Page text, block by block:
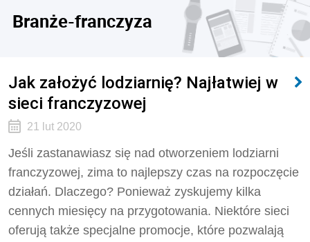
Branże-franczyza
Jak założyć lodziarnię? Najłatwiej w
sieci franczyzowej
21 lut 2020
Jeśli zastanawiasz się nad otworzeniem lodziarni
franczyzowej, zima to najlepszy czas na rozpoczęcie
działań. Dlaczego? Ponieważ zyskujemy kilka
cennych miesięcy na przygotowania. Niektóre sieci
oferują także specjalne promocje, które pozwalają